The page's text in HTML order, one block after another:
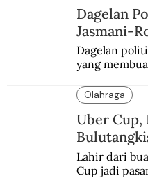
Dagelan
Jasmani-
Dagelan
yang
Olahraga
Uber Cup,
Lahir dari
Cup jadi